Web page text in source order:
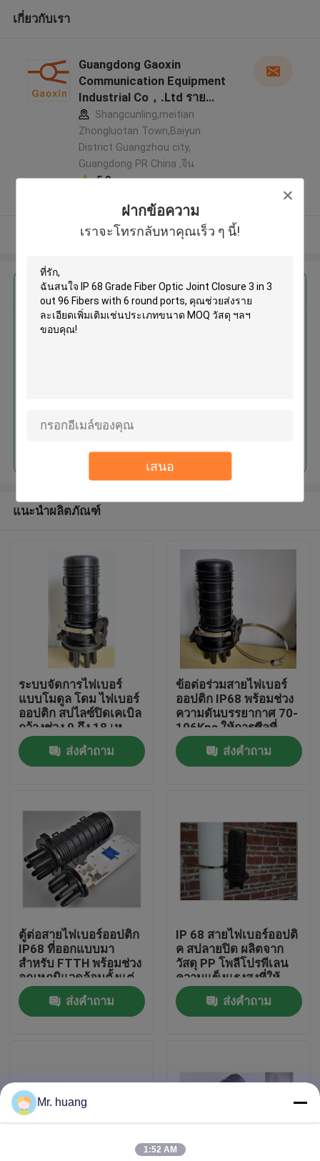
ฝากข้อความ
เราจะโทรกลับหาคุณเร็ว ๆ นี้!
เสนอ
เกี่ยวกับเรา
ทัวร์โรงงาน
ควบคุมคุณภาพ
Fiber Optic Splice Closure
Dome Fiber Optic Splice Closure
Fiber Splice Enclosure
Fiber Optic Splice Box
เกี่ยวกับเรา
Guangdong Gaoxin
Communication Equipment
Industrial Co，.Ltd ราย
ละเอียดผู้ผลิต
Shangcunling,meitian
Zhongluotan Town,Baiyun
District Guangzhou city,
Guangdong PR China ,จีน
5.0
ดูเพิ่มเติม
এর সেরা মূল্য পান
แนะนำผลิตภัณฑ์
ระบบจัดการไฟเบอร์
แบบโมดูล โดม ไฟเบอร์
ออปติก สปไลซ์ปิดเคเบิล
กว้างช่วง 9 ถึง 18 เห
มาะสําหรับการเชื่อมต่อ
เครือข่าย ส่งคำถาม
ข้อต่อร่วมสายไฟเบอร์
ออปติก IP68 พร้อมช่วง
ความดันบรรยากาศ 70-
106Kpa ให้การซีลที่
ทนทานและการป้องกัน
ข้อต่อสายไฟเบอร์
ส่งคำถาม
ตู้ต่อสายไฟเบอร์ออปติก
IP68 ที่ออกแบบมา
สำหรับ FTTH พร้อมช่วง
อุณหภูมิแวดล้อมตั้งแต่
-30 ถึง +60 องศา
เซลเซียส ให้การปกป้อง
สายไฟเบอร์
ส่งคำถาม
IP 68 สายไฟเบอร์ออปติ
ค สปลายปิด ผลิตจาก
วัสดุ PP โพลีโปรพีเลน
ความแข็งแรงสูงที่ให้
ความแน่นและความแข็ง
แรงทางกลส่งคำถาม
Mr. huang
1:52 AM